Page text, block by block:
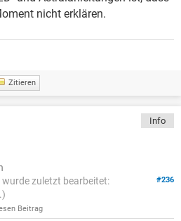
nicht erklären.
Zitieren
Info
#236
wurde zuletzt bearbeitet:
.)
Beitrag